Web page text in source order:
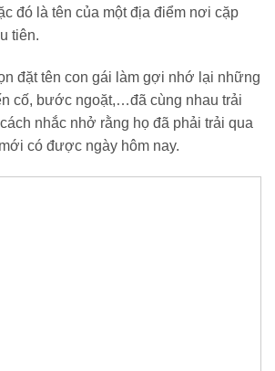
đó là tên của một địa điểm nơi cặp
tiên.
đặt tên con gái làm gợi nhớ lại những
cố, bước ngoặt,…đã cùng nhau trải
nhắc nhở rằng họ đã phải trải qua
có được ngày hôm nay.